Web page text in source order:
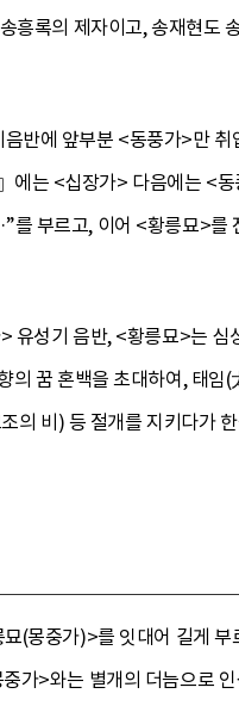
흥록의 제자이고, 송재현도
반에 앞부분 <동풍가>만
에는 <십장가> 다음에는 <
부르고, 이어 <황릉묘>를
성기 음반, <황릉묘>는
의 꿈 혼백을 초대하여, 태
비) 등 절개를 지키다가
(몽중가)>를 잇대어 길게
가>와는 별개의 더늠으로